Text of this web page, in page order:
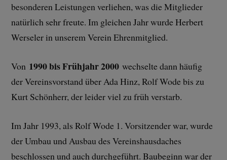
besonderen Leistungen verliehen, was die Mitglieder
natürlich sehr freute. Im gleichen Jahr wurde Herbert
Werseler in unserem Verein Ehrenmitglied.
Von 1990 bis Frühjahr 2000 wechselte dann häufig
der Vereinsvorstand über Ada Hinz, Rolf Wode bis zu
Kurt Schönherr, der leider viel zu früh verstarb.
Im Jahr 1993, als Rolf Wode 1. Vorsitzender war, wurde
der Umbau und Ausbau des Vereinshausdaches
beschlossen und auch durchgeführt. Baubeginn war der